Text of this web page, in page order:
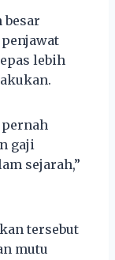
besar
lebih
pernah
gaji
sejarah,”
tersebut
mutu